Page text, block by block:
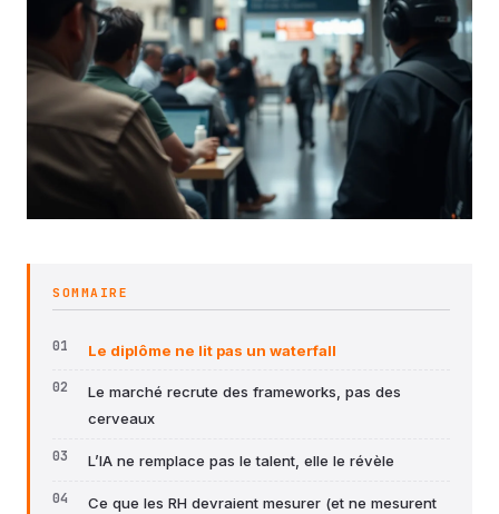
SOMMAIRE
Le diplôme ne lit pas un waterfall
Le marché recrute des frameworks, pas des
cerveaux
L’IA ne remplace pas le talent, elle le révèle
Ce que les RH devraient mesurer (et ne mesurent